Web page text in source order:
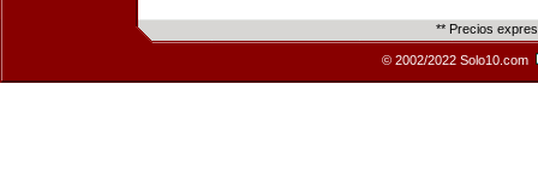
** Precios
© 2002/2022 Solo10.com